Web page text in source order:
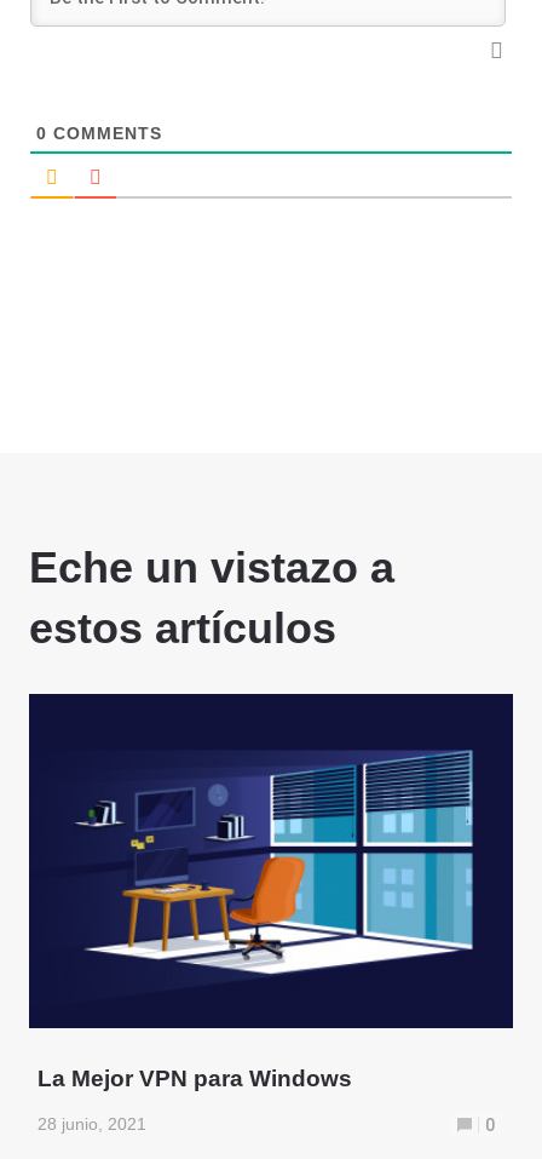
0 COMMENTS
Eche un vistazo a
estos artículos
La Mejor VPN para Windows
28 junio, 2021 0